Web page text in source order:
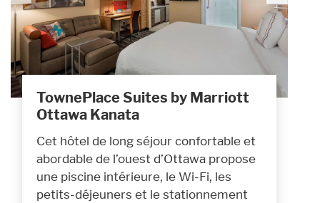
TownePlace Suites by Marriott
Ottawa Kanata
Cet hôtel de long séjour confortable et
abordable de l’ouest d’Ottawa propose
une piscine intérieure, le Wi-Fi, les
petits-déjeuners et le stationnement